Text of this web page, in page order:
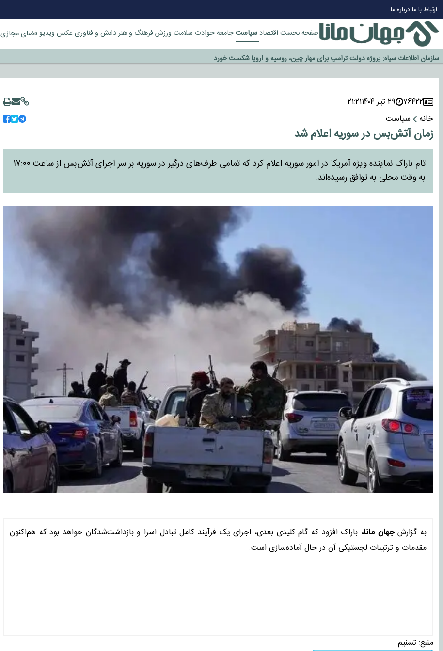
ارتباط با مادرباره ما
صفحه نخست اقتصاد سیاستجامعهحوادث سلامت ورزشفرهنگ و هنردانش و فناوری عکس ویدیوفضای مجازی
چرا طلا دوباره افزایشی شد؟
گزینه جدایی اوسمار روی میز مدیران پرسپولیس
آیا رئیس جمهور آمریکا قانون را دور می‌زند؟
اخراج رسمی چهره نامدار از پرسپولیس
سازمان اطلاعات سپاه: پروژه دولت ترامپ برای مهار چین، روسیه و اروپا شکست خورد
۷۶۴۲۲ ۲۹ تیر ۱۴۰۴
۲۱:۲۱
خانه
سیاست
زمان آتش‌بس در سوریه اعلام شد
تام باراک نماینده ویژه آمریکا در امور سوریه اعلام کرد که تمامی طرف‌های درگیر در سوریه بر سر اجرای آتش‌بس از ساعت ۱۷:۰۰
به وقت محلی به توافق رسیده‌اند.
به گزارشجهان مانا، باراک افزود که گام کلیدی بعدی، اجرای یک فرآیند کامل تبادل اسرا و بازداشت‌شدگان خواهد بود که هم‌اکنون
مقدمات و ترتیبات لجستیکی آن در حال آماده‌سازی است.
منبع:تسنیم